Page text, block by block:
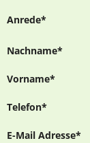
Anrede*
Nachname*
Vorname*
Telefon*
E-Mail Adresse*